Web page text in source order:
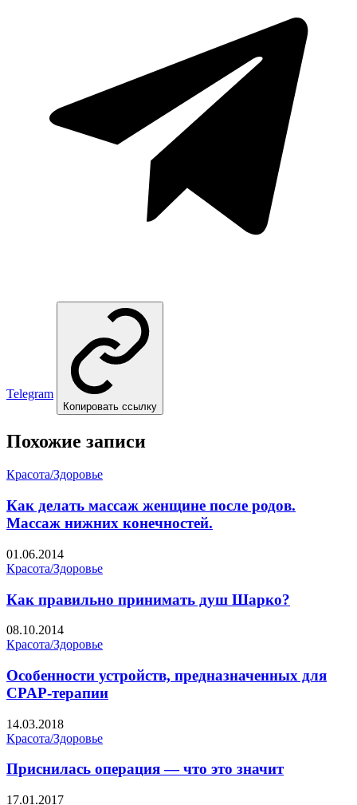
Telegram
Копировать ссылку
Похожие записи
Красота/Здоровье
Как делать массаж женщине после родов.
Массаж нижних конечностей.
01.06.2014
Красота/Здоровье
Как правильно принимать душ Шарко?
08.10.2014
Красота/Здоровье
Особенности устройств, предназначенных для
CPAP-терапии
14.03.2018
Красота/Здоровье
Приснилась операция — что это значит
17.01.2017